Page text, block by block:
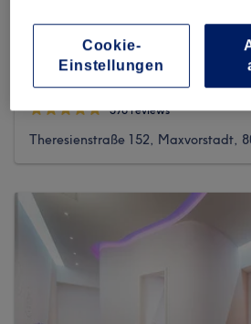
Lara´s - Larisa Klein
576 reviews
Theresienstraße 152, Maxvorstadt,
Cookie-
Einstellungen